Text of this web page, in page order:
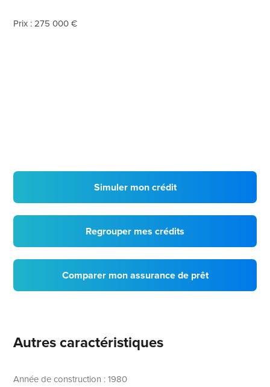
Prix : 275 000 €
Simuler mon crédit
Regrouper mes crédits
Comparer mon assurance de prêt
Autres caractéristiques
Année de construction : 1980